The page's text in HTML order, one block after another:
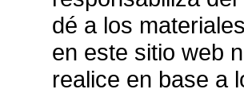
dé a los
en este sitio web
realice en base a